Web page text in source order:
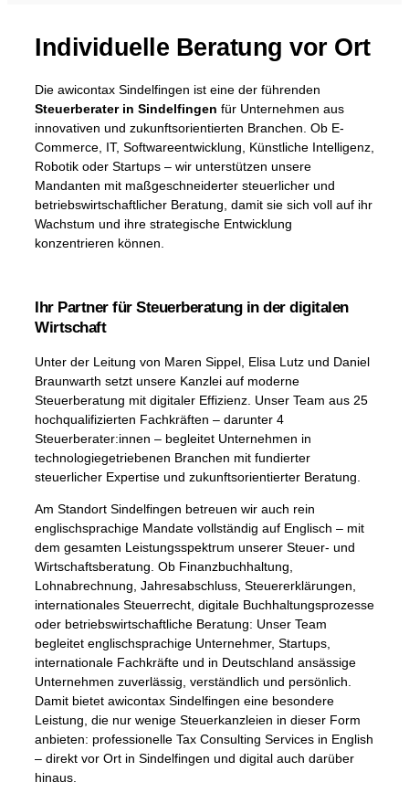
Individuelle Beratung vor Ort
Die awicontax Sindelfingen ist eine der führenden
Steuerberater in Sindelfingen für Unternehmen aus
innovativen und zukunftsorientierten Branchen. Ob E-
Commerce, IT, Softwareentwicklung, Künstliche Intelligenz,
Robotik oder Startups – wir unterstützen unsere
Mandanten mit maßgeschneiderter steuerlicher und
betriebswirtschaftlicher Beratung, damit sie sich voll auf ihr
Wachstum und ihre strategische Entwicklung
konzentrieren können.
Ihr Partner für Steuerberatung in der digitalen
Wirtschaft
Unter der Leitung von Maren Sippel, Elisa Lutz und Daniel
Braunwarth setzt unsere Kanzlei auf moderne
Steuerberatung mit digitaler Effizienz. Unser Team aus 25
hochqualifizierten Fachkräften – darunter 4
Steuerberater:innen – begleitet Unternehmen in
technologiegetriebenen Branchen mit fundierter
steuerlicher Expertise und zukunftsorientierter Beratung.
Am Standort Sindelfingen betreuen wir auch rein
englischsprachige Mandate vollständig auf Englisch – mit
dem gesamten Leistungsspektrum unserer Steuer- und
Wirtschaftsberatung. Ob Finanzbuchhaltung,
Lohnabrechnung, Jahresabschluss, Steuererklärungen,
internationales Steuerrecht, digitale Buchhaltungsprozesse
oder betriebswirtschaftliche Beratung: Unser Team
begleitet englischsprachige Unternehmer, Startups,
internationale Fachkräfte und in Deutschland ansässige
Unternehmen zuverlässig, verständlich und persönlich.
Damit bietet awicontax Sindelfingen eine besondere
Leistung, die nur wenige Steuerkanzleien in dieser Form
anbieten: professionelle Tax Consulting Services in English
– direkt vor Ort in Sindelfingen und digital auch darüber
hinaus.